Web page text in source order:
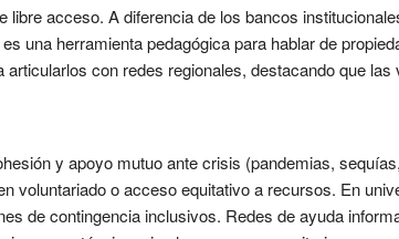
acceso. A diferencia de los bancos
una herramienta pedagógica para hablar de
con redes regionales, destacando que
y apoyo mutuo ante crisis (pandemias,
voluntariado o acceso equitativo a recursos. En
de contingencia inclusivos. Redes de ayuda